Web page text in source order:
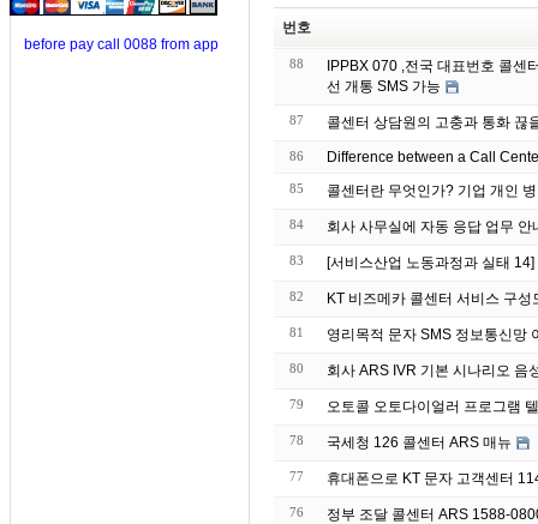
before pay call 0088 from app
번호
88
IPPBX 070 ,전국 대표번호 콜센
선 개통 SMS 가능
87 콜센터 상담원의 고충과 통화 끊
86 Difference between a Call
85 콜센터란 무엇인가? 기업 개인
84 회사 사무실에 자동
83 [서비스산업 노동과정과 실태
82 KT 비즈메카 콜센터 서비스 구성
81 영리목적 문자
80 회사 ARS IVR 기본 시나리오 음
79 오토콜 오토다이얼러 프로그램
78 국세청 126 콜센터 ARS 매뉴
77 휴대폰으로 KT 문자 고객센터
76 정부 조달 콜센터 ARS 1588-